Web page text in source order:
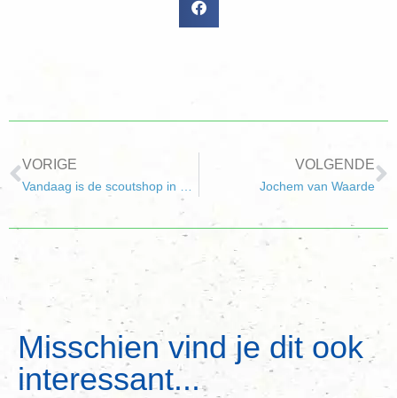
VORIGE VOLGENDE
Jochem van Waarde
Misschien vind je dit ook
interessant...